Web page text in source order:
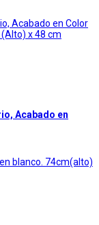
Acabado en